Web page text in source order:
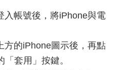
入帳號後，將iPhone與電
方的iPhone圖示後，再點
套用」按鍵。